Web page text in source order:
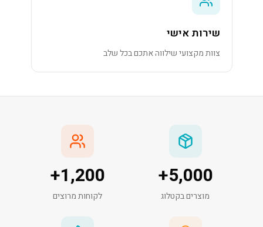
שירות אישי
צוות מקצועי שילווה אתכם בכל שלב
5,000
+
מוצרים בקטלוג
1,200
+
לקוחות מרוצים